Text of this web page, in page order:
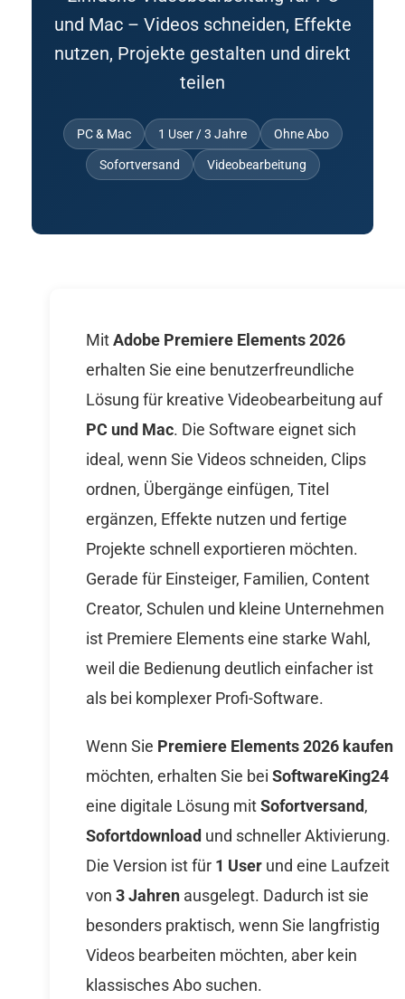
und Mac – Videos schneiden, Effekte
nutzen, Projekte gestalten und direkt
teilen
PC & Mac 1 User / 3 Jahre Ohne Abo
Sofortversand Videobearbeitung
MitAdobe Premiere Elements 2026
erhalten Sie eine benutzerfreundliche
Lösung für kreative Videobearbeitung auf
PC und Mac. Die Software eignet sich
ideal, wenn Sie Videos schneiden, Clips
ordnen, Übergänge einfügen, Titel
ergänzen, Effekte nutzen und fertige
Projekte schnell exportieren möchten.
Gerade für Einsteiger, Familien, Content
Creator, Schulen und kleine Unternehmen
ist Premiere Elements eine starke Wahl,
weil die Bedienung deutlich einfacher ist
als bei komplexer Profi-Software.
Wenn Sie Premiere Elements 2026 kaufen
möchten, erhalten Sie bei SoftwareKing24
eine digitale Lösung mitSofortversand,
Sofortdownload und schneller Aktivierung.
Die Version ist für 1 User und eine Laufzeit
von 3 Jahren ausgelegt. Dadurch ist sie
besonders praktisch, wenn Sie langfristig
Videos bearbeiten möchten, aber kein
klassisches Abo suchen.